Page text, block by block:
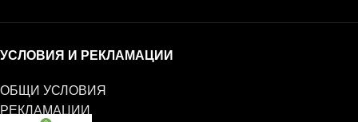
УСЛОВИЯ И РЕКЛАМАЦИИ
ОБЩИ УСЛОВИЯ
РЕКЛАМАЦИИ